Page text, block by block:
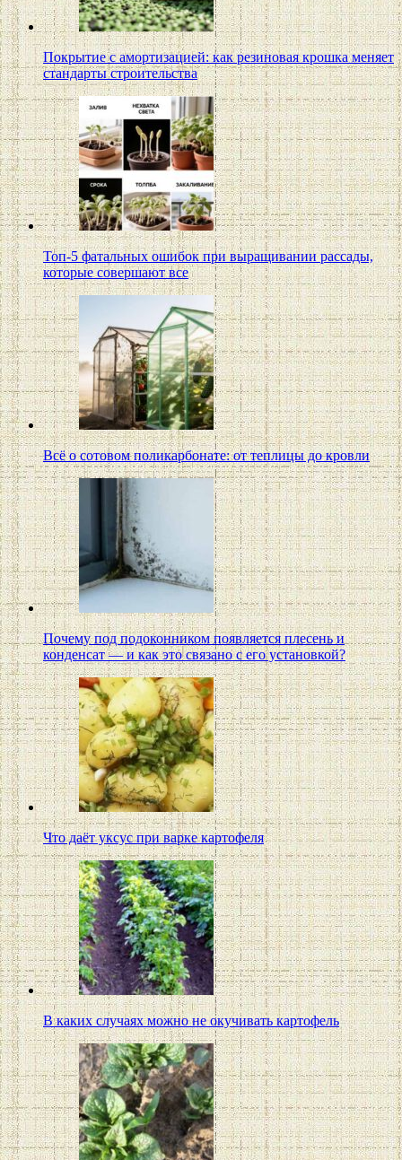
Покрытие с амортизацией: как резиновая крошка меняет
стандарты строительства
Топ-5 фатальных ошибок при выращивании рассады,
которые совершают все
Всё о сотовом поликарбонате: от теплицы до кровли
Почему под подоконником появляется плесень и
конденсат — и как это связано с его установкой?
Что даёт уксус при варке картофеля
В каких случаях можно не окучивать картофель